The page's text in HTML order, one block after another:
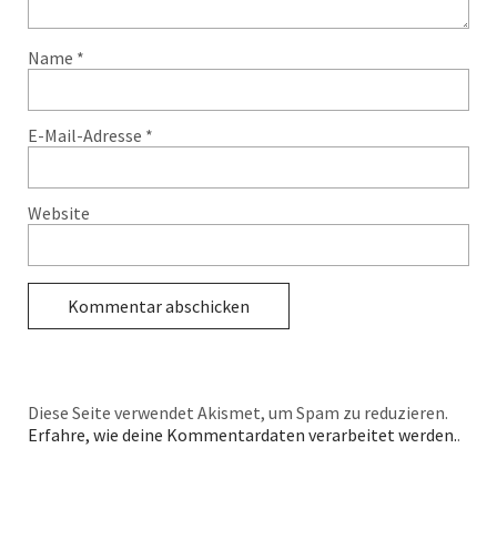
Name *
E-Mail-Adresse *
Website
Diese Seite verwendet Akismet, um Spam zu reduzieren.
Erfahre, wie deine Kommentardaten verarbeitet werden..